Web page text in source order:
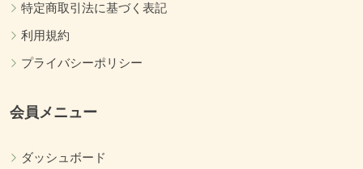
特定商取引法に基づく表記
利用規約
プライバシーポリシー
会員メニュー
ダッシュボード